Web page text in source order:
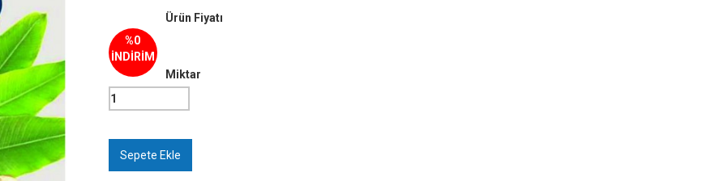
%0
İNDİRİM
Ürün Fiyatı
Miktar